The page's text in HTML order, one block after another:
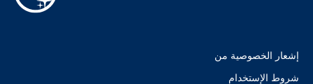
إشعار الخصوصية من
شروط الإستخدام